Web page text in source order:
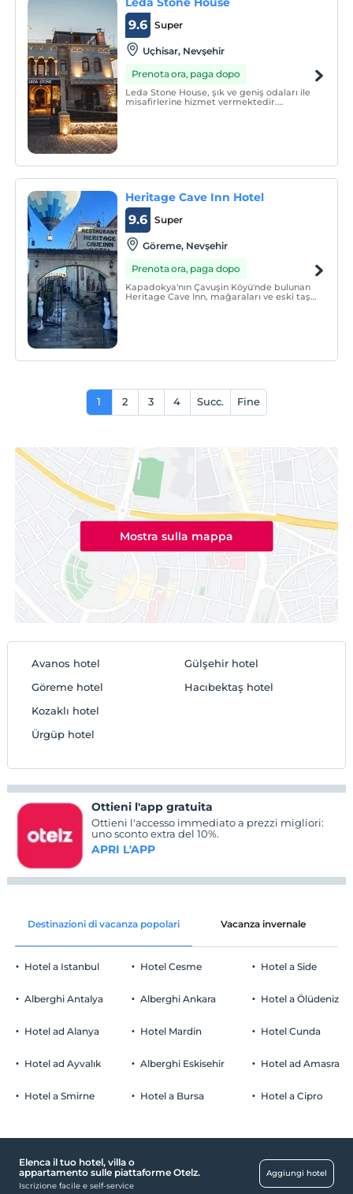
Super
9.6
Uçhisar, Nevşehir
Prenota ora, paga dopo
Leda Stone House, şık ve geniş odaları ile
misafirlerine hizmet vermektedir.
Heritage Cave Inn Hotel
Super
9.6
Göreme, Nevşehir
Prenota ora, paga dopo
Kapadokya'nın Çavuşin Köyü'nde bulunan
Heritage Cave Inn, mağaraları ve eski taş
1 2 3 4 Succ. Fine
Mostra sulla mappa
Avanos hotel
Göreme hotel
Gülşehir hotel
Hacıbektaş‎ hotel
Kozaklı hotel
Ürgüp hotel
Ottieni l'app gratuita
Ottieni l'accesso immediato a prezzi migliori:
uno sconto extra del 10%.
APRI L'APP
Destinazioni di vacanza popolari Vacanza invernale
Hotel a Istanbul
Alberghi Antalya
Hotel ad Alanya
Hotel ad Ayvalık
Hotel a Smirne
Hotel Cesme
Alberghi Ankara
Hotel Mardin
Alberghi Eskisehir
Hotel a Bursa
Hotel a Side
Hotel a Ölüdeniz
Hotel Cunda
Hotel ad Amasra
Hotel a Cipro
Elenca il tuo hotel, villa o
appartamento sulle piattaforme Otelz.
Iscrizione facile e self-service
Aggiungi hotel